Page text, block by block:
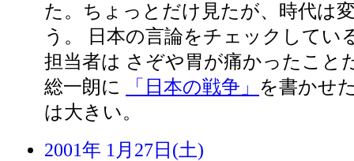
た。ちょっとだけ見たが、時代は
う。 日本の言論をチェックしてい
担当者は さぞや胃が痛かったこと
総一朗に
「日本の戦争」 を書かせ
は大きい。
2001年 1月27日(土)